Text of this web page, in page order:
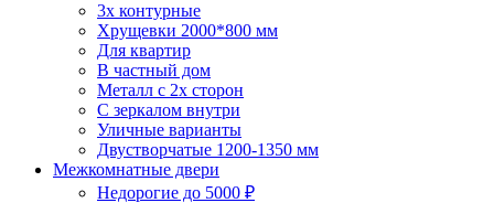
3х контурные
Хрущевки 2000*800 мм
Для квартир
В частный дом
Металл с 2х сторон
С зеркалом внутри
Уличные варианты
Двустворчатые 1200-1350 мм
Межкомнатные двери
Недорогие до 5000 ₽